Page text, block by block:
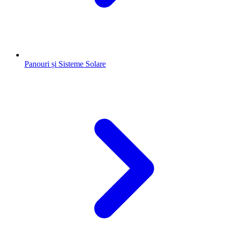
Panouri și Sisteme Solare